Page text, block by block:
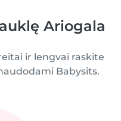
Ariogala
ir lengvai raskite
Babysits.